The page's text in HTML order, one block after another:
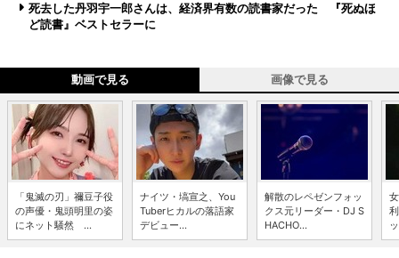
死去した丹羽宇一郎さんは、経済界有数の読書家だった 『死ぬほ
ど読書』ベストセラーに
動画で見る 画像で見る
「鬼滅の刃」禰豆子役
の声優・鬼頭明里の姿
にネット騒然 ...
ナイツ・塙宣之、You
Tuberヒカルの落語家
デビュー...
解散のレペゼンフォッ
クス元リーダー・DJ S
HACHO...